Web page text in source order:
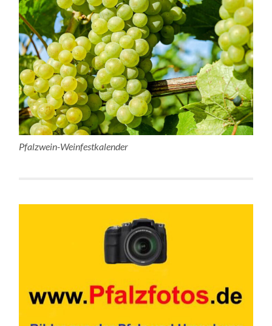
Pfalzwein-Weinfestkalender